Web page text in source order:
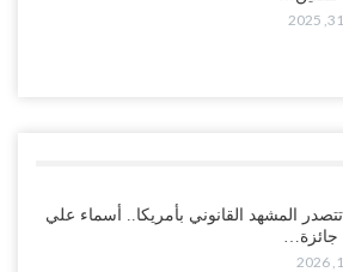
تتصدر المشهد القانوني بأمريكا.. أسماء علي